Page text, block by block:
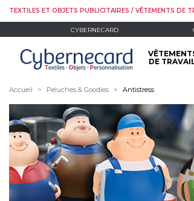
TEXTILES ET OBJETS PUBLICITAIRES / VÊTEMENTS DE
CYBERNECARD
DE
Accueil Peluches & Goodies Antistress